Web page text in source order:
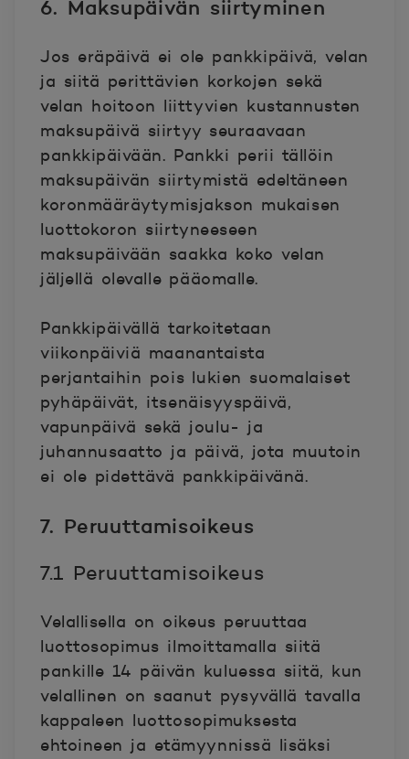
6. Maksupäivän siirtyminen
Jos eräpäivä ei ole pankkipäivä, velan
ja siitä perittävien korkojen sekä
velan hoitoon liittyvien kustannusten
maksupäivä siirtyy seuraavaan
pankkipäivään. Pankki perii tällöin
maksupäivän siirtymistä edeltäneen
koronmääräytymisjakson mukaisen
luottokoron siirtyneeseen
maksupäivään saakka koko velan
jäljellä olevalle pääomalle.
Pankkipäivällä tarkoitetaan
viikonpäiviä maanantaista
perjantaihin pois lukien suomalaiset
pyhäpäivät, itsenäisyyspäivä,
vapunpäivä sekä joulu- ja
juhannusaatto ja päivä, jota muutoin
ei ole pidettävä pankkipäivänä.
7. Peruuttamisoikeus
7.1 Peruuttamisoikeus
Velallisella on oikeus peruuttaa
luottosopimus ilmoittamalla siitä
pankille 14 päivän kuluessa siitä, kun
velallinen on saanut pysyvällä tavalla
kappaleen luottosopimuksesta
ehtoineen ja etämyynnissä lisäksi